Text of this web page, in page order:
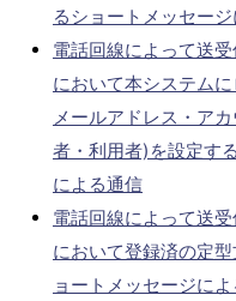
るショートメッセー
電話回線によって送
において本システム
メールアドレス・ア
者・利用者)を設定す
による通信
電話回線によって送
において登録済の定
ョートメッセージに